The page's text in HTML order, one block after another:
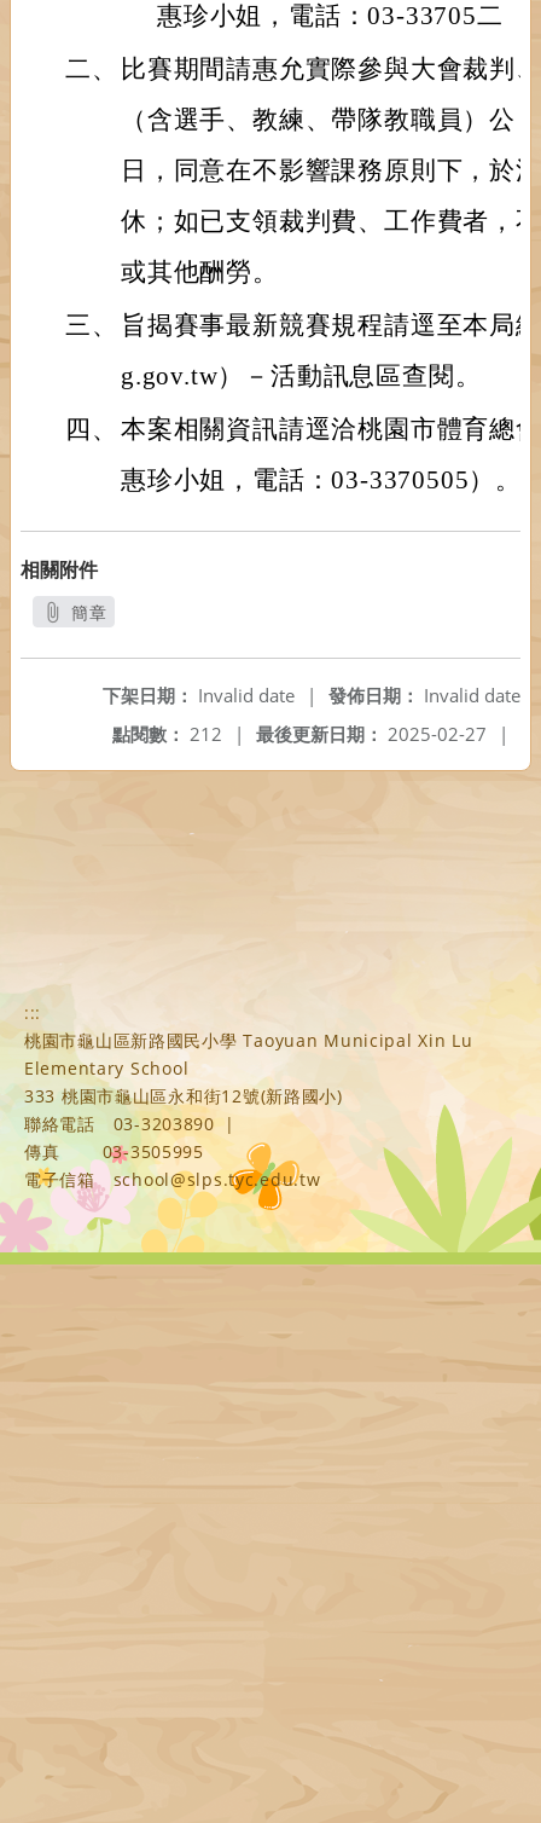
惠珍小姐，電話：03-33705二
二、
比賽期間請惠允實際參與大會裁判
（含選手、教練、帶隊教職員）公
日，同意在不影響課務原則下，於
休；如已支領裁判費、工作費者，
或其他酬勞。
三、
旨揭賽事最新競賽規程請逕至本局
g.gov.tw）－活動訊息區查閱。
四、 本案相關資訊請逕洽桃園市體育總
惠珍小姐，電話：03-3370505）。
相關附件
簡章
發佈日期： Invalid date
下架日期： Invalid date
|
最後更新日期： 2025-02-27 |
點閱數： 212 |
:::
桃園市龜山區新路國民小學 Taoyuan Municipal Xin Lu
Elementary School
333 桃園市龜山區永和街12號(新路國小)
聯絡電話
03-3203890
|
傳真
03-3505995
電子信箱
school@slps.tyc.edu.tw